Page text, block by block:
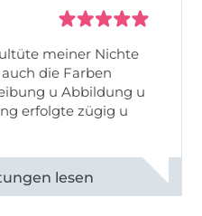
meiner Nichte
die Farben
u Abbildung u
erfolgte zügig u
ansehen